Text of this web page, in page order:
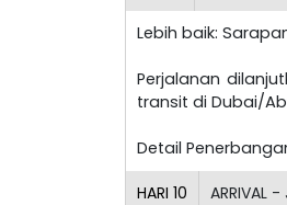
Lebih baik:
Perjalanan
transit di Dubai/
Detail
HARI 10 ARRIVAL -